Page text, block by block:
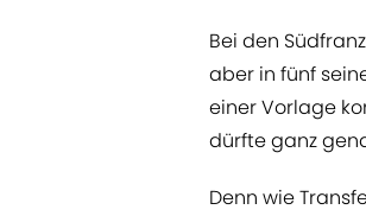
Bei den
aber in fünf
einer Vorlage
dürfte ganz
Denn wie